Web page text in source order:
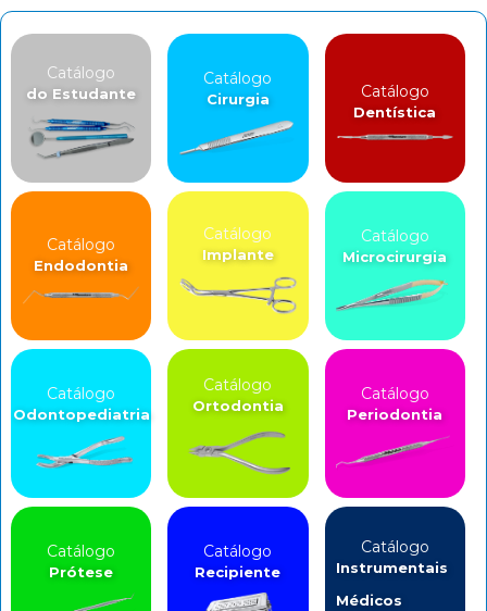
Catálogo
do Estudante
Catálogo
Cirurgia Catálogo
Dentística
Catálogo
Endodontia
Catálogo
Implante
Catálogo
Microcirurgia
Catálogo
Odontopediatria
Catálogo
Ortodontia
Catálogo
Periodontia
Catálogo
Prótese
Catálogo
Recipiente
Catálogo
Instrumentais
Médicos